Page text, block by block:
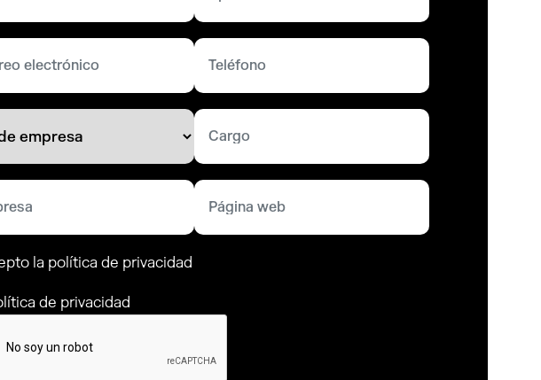
la política de privacidad
de privacidad